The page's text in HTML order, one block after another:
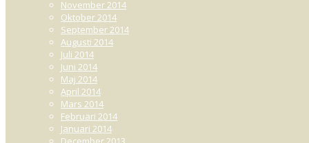
November 2014
Oktober 2014
September 2014
Augusti 2014
Juli 2014
Juni 2014
Maj 2014
April 2014
Mars 2014
Februari 2014
Januari 2014